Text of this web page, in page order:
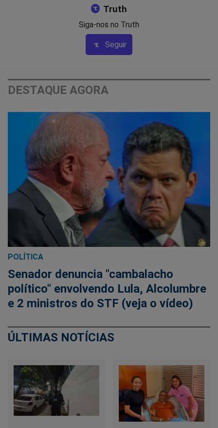
Truth
Siga-nos no Truth
Seguir
DESTAQUE AGORA
POLÍTICA
Senador denuncia "cambalacho
político" envolvendo Lula, Alcolumbre
e 2 ministros do STF (veja o vídeo)
ÚLTIMAS NOTÍCIAS